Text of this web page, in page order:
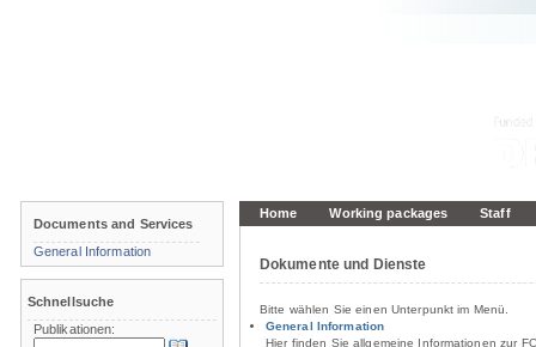
Home Working packages Staff
Dokumente und Dienste
Bitte wählen Sie einen Unterpunkt im Menü.
General Information
Hier finden Sie allgemeine Informationen zur
Documents and Services
General Information
Schnellsuche
Publikationen: